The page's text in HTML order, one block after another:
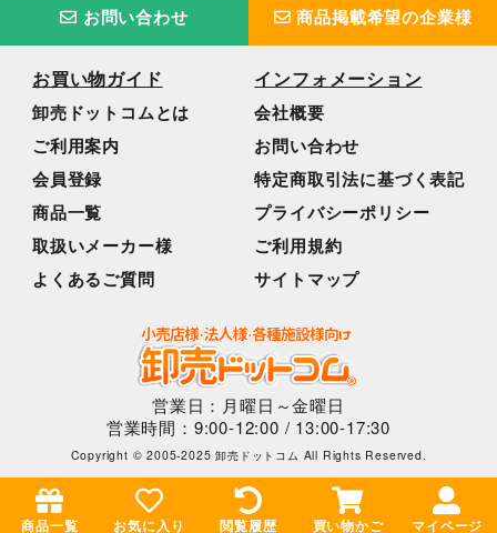
お問い合わせ 商品掲載希望の企業様
お買い物ガイド
卸売ドットコムとは
ご利用案内
会員登録
商品一覧
取扱いメーカー様
よくあるご質問
インフォメーション
会社概要
お問い合わせ
特定商取引法に基づく表記
プライバシーポリシー
ご利用規約
サイトマップ
営業日：月曜日～金曜日
営業時間：9:00-12:00 / 13:00-17:30
Copyright © 2005-2025 卸売ドットコム All Rights Reserved.
商品一覧 お気に入り 閲覧履歴 買い物かご マイページ